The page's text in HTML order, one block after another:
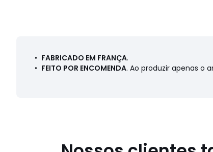
• FABRICADO EM FRANÇA.
• FEITO POR ENCOMENDA. Ao produzir apenas o